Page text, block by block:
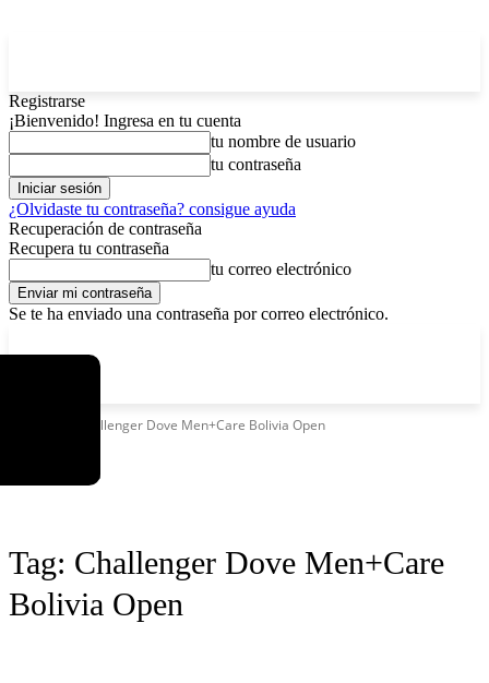
Registrarse
¡Bienvenido! Ingresa en tu cuenta
tu nombre de usuario
tu contraseña
¿Olvidaste tu contraseña? consigue ayuda
Recuperación de contraseña
Recupera tu contraseña
tu correo electrónico
Se te ha enviado una contraseña por correo electrónico.
Challenger Dove Men+Care Bolivia Open
Tag: Challenger Dove Men+Care
Bolivia Open